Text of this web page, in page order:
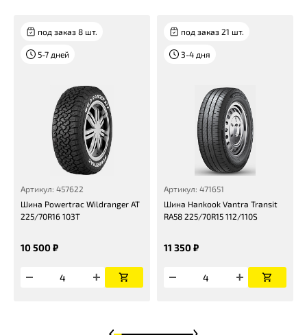
под заказ 8 шт.
5-7 дней
Артикул: 457622
Шина Powertrac Wildranger AT
225/70R16 103T
10 500 ₽
под заказ 21 шт.
3-4 дня
Артикул: 471651
Шина Hankook Vantra Transit
RA58 225/70R15 112/110S
11 350 ₽